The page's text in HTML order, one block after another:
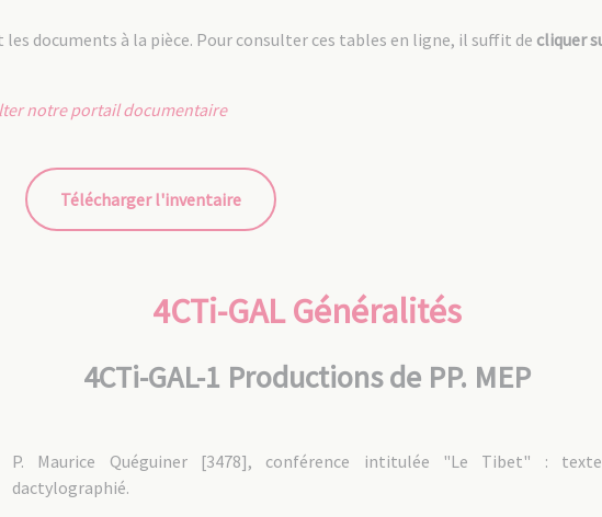
documents à la pièce. Pour consulter ces tables en ligne, il suffit de cliquer
notre portail documentaire
Télécharger l'inventaire
4CTi-GAL Généralités
4CTi-GAL-1 Productions de PP. MEP
P. Maurice Quéguiner [3478], conférence intitulée "Le Tibet" : texte
dactylographié.